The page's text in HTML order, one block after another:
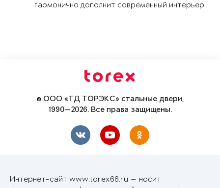
гармонично дополнит современный интерьер.
© ООО «ТД ТОРЭКС» стальные двери,
1990—2026. Все права защищены.
Интернет-сайт www.torex66.ru — носит